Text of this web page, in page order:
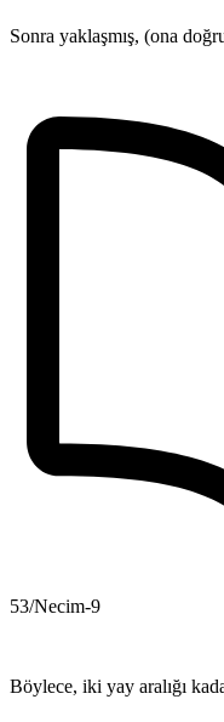
Sonra yaklaşmış, (ona
53/Necim-9
Böylece, iki yay aralığı